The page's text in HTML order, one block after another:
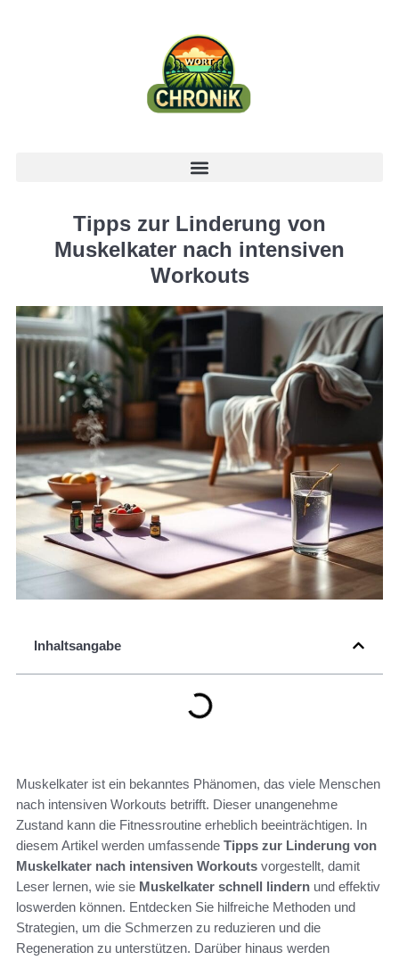
Tipps zur Linderung von
Muskelkater nach intensiven
Workouts
Inhaltsangabe
Muskelkater ist ein bekanntes Phänomen, das viele Menschen
nach intensiven Workouts betrifft. Dieser unangenehme
Zustand kann die Fitnessroutine erheblich beeinträchtigen. In
diesem Artikel werden umfassende Tipps zur Linderung von
Muskelkater nach intensiven Workouts vorgestellt, damit
Leser lernen, wie sie Muskelkater schnell lindern und effektiv
loswerden können. Entdecken Sie hilfreiche Methoden und
Strategien, um die Schmerzen zu reduzieren und die
Regeneration zu unterstützen. Darüber hinaus werden